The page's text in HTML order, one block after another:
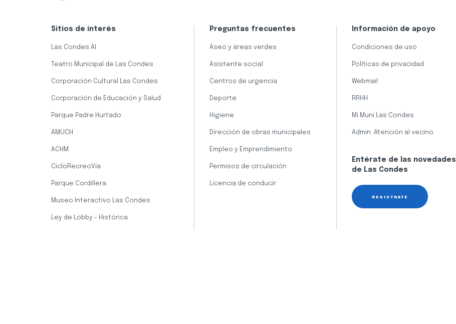
Sitios de interés
Las Condes AI
Teatro Municipal de Las Condes
Corporación Cultural Las Condes
Corporación de Educación y Salud
Parque Padre Hurtado
AMUCH
ACHM
CicloRecreoVía
Parque Cordillera
Museo Interactivo Las Condes
Ley de Lobby - Histórica
Preguntas frecuentes
Aseo y áreas verdes
Asistente social
Centros de urgencia
Deporte
Higiene
Dirección de obras municipales
Empleo y Emprendimiento
Permisos de circulación
Licencia de conducir
Información de apoyo
Condiciones de uso
Políticas de privacidad
Webmail
RRHH
Mi Muni Las Condes
Admin. Atención al vecino
Entérate de las novedades
de Las Condes
REGÍSTRATE